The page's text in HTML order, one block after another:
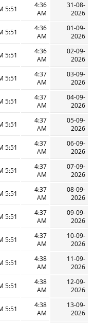
31-08-
2026
4:36
AM
5:51 AM
01-09-
2026
4:36
AM
5:51 AM
02-09-
2026
4:36
AM
5:51 AM
03-09-
2026
4:37
AM
5:51 AM
04-09-
2026
4:37
AM
5:51 AM
05-09-
2026
4:37
AM
5:51 AM
06-09-
2026
4:37
AM
5:51 AM
07-09-
2026
4:37
AM
5:51 AM
08-09-
2026
4:37
AM
5:51 AM
09-09-
2026
4:37
AM
5:51 AM
10-09-
2026
4:37
AM
5:51 AM
11-09-
2026
4:38
AM
5:51 AM
12-09-
2026
4:38
AM
5:51 AM
13-09-
2026
4:38
AM
5:51 AM